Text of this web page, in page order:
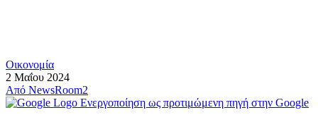
Οικονομία
2 Μαΐου 2024
Από NewsRoom2
Ενεργοποίηση ως προτιμώμενη πηγή στην Google